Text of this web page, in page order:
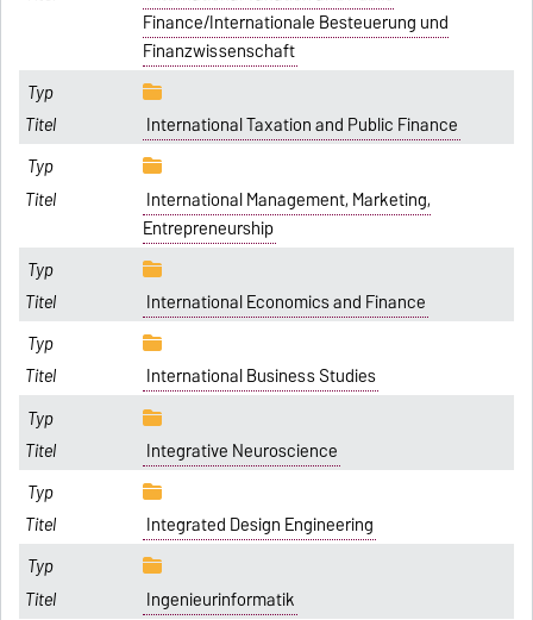
Finance/Internationale Besteuerung und
Finanzwissenschaft
International Taxation and Public Finance
International Management, Marketing,
Entrepreneurship
International Economics and Finance
International Business Studies
Integrative Neuroscience
Integrated Design Engineering
Ingenieurinformatik